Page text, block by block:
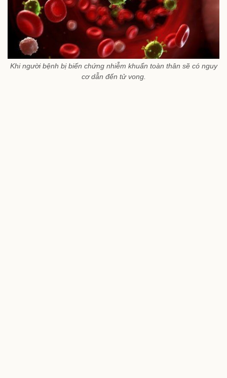
Khi người bệnh bị biến chứng nhiễm khuẩn toàn thân sẽ có nguy
cơ dẫn đến tử vong.